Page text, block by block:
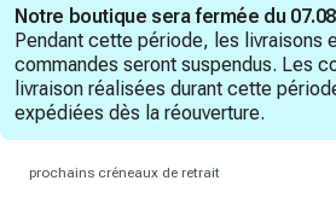
Notre boutique sera fermée du
Pendant cette période, les livraisons
commandes seront suspendus. Les
livraison réalisées durant cette
expédiées dès la réouverture.
prochains créneaux de retrait